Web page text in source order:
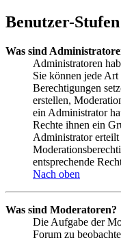
Benutzer-
Was sind
Administratoren
Sie können jede
Berechtigungen
erstellen,
ein Administrator
Rechte ihnen ein
Administrator
entsprechende
Nach oben
Was sind Moderatoren?
Die Aufgabe der
Forum zu